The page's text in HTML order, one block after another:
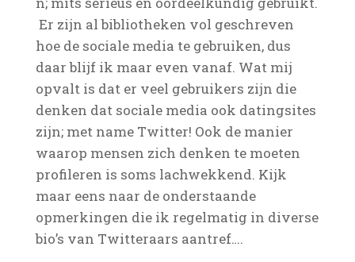
Er zijn al bibliotheken vol geschreven
hoe de sociale media te gebruiken, dus
daar blijf ik maar even vanaf. Wat mij
opvalt is dat er veel gebruikers zijn die
denken dat sociale media ook datingsites
zijn; met name Twitter! Ook de manier
waarop mensen zich denken te moeten
profileren is soms lachwekkend. Kijk
maar eens naar de onderstaande
opmerkingen die ik regelmatig in diverse
bio’s van Twitteraars aantref….